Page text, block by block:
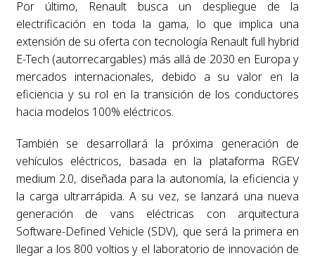
Por último, Renault busca un despliegue de la
electrificación en toda la gama, lo que implica una
extensión de su oferta con tecnología Renault full hybrid
E-Tech (autorrecargables) más allá de 2030 en Europa y
mercados internacionales, debido a su valor en la
eficiencia y su rol en la transición de los conductores
hacia modelos 100% eléctricos.
También se desarrollará la próxima generación de
vehículos eléctricos, basada en la plataforma RGEV
medium 2.0, diseñada para la autonomía, la eficiencia y
la carga ultrarrápida. A su vez, se lanzará una nueva
generación de vans eléctricas con arquitectura
Software-Defined Vehicle (SDV), que será la primera en
llegar a los 800 voltios y el laboratorio de innovación de